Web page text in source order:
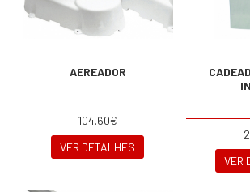
AEREADOR
104.60€
VER DETALHES
VER